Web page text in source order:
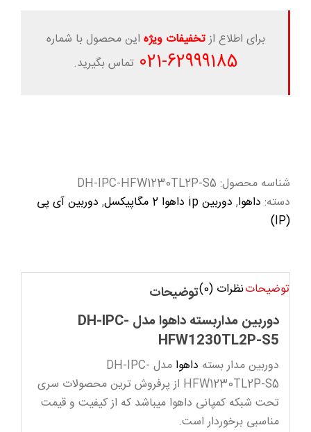
برای اطلاع ازتخفیفات ویژه این محصول با شماره
62999185
-021 تماس بگیرید.
شناسه محصول: DH-IPC-HFW1230TL2P-S5
دسته: داهوا, دوربین ip داهوا 2 مگاپیکسل , دوربین آی پی
(IP)
توضیحاتنظرات (0) توضیحات
دوربین مداربسته داهوا مدل DH-IPC-
HFW1230TL2P-S5
دوربین مدار بسته داهوا
مدل DH-IPC-
HFW1230TL2P-S5 از پرفروش ترین محصولات سری
تحت شبکه کمپانی داهوا میباشد که از کیفیت و قیمت
مناسبی برخوردار است.